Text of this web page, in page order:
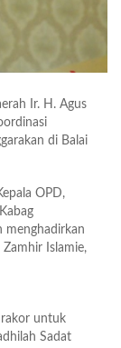
Ir. H. Agus
di Balai
OPD,
menghadirkan
Islamie,
rakor untuk
Sadat